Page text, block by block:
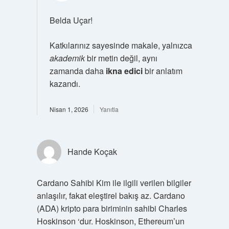
Belda Uçar!
Katkılarınız sayesinde makale, yalnızca
akademikbir metin değil, aynı
zamanda daha ikna edicibir anlatım
kazandı.
Nisan 1, 2026 Yanıtla
Hande Koçak
Cardano Sahibi Kim ile ilgili verilen bilgiler
anlaşılır, fakat eleştirel bakış az. Cardano
(ADA) kripto para biriminin sahibi Charles
Hoskinson ‘dur. Hoskinson, Ethereum’un